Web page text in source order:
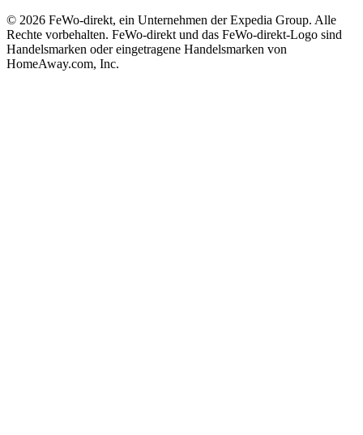
© 2026 FeWo-direkt, ein Unternehmen der Expedia Group. Alle
Rechte vorbehalten. FeWo-direkt und das FeWo-direkt-Logo sind
Handelsmarken oder eingetragene Handelsmarken von
HomeAway.com, Inc.